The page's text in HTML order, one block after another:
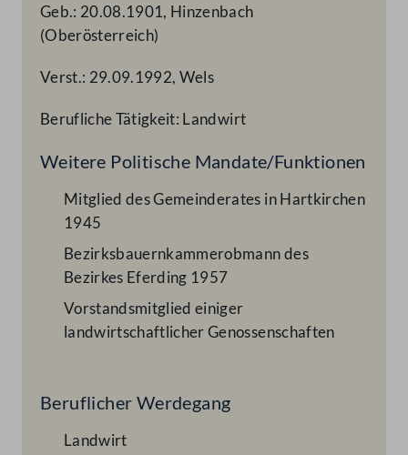
Geb.: 20.08.1901, Hinzenbach
(Oberösterreich)
Verst.: 29.09.1992, Wels
Berufliche Tätigkeit: Landwirt
Weitere Politische Mandate/Funktionen
Mitglied des Gemeinderates in Hartkirchen
1945
Bezirksbauernkammerobmann des
Bezirkes Eferding 1957
Vorstandsmitglied einiger
landwirtschaftlicher Genossenschaften
Beruflicher Werdegang
Landwirt